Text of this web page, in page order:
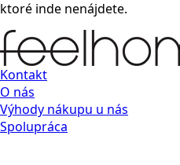
ktoré inde nenájdete.
Kontakt
O nás
Výhody nákupu u nás
Spolupráca